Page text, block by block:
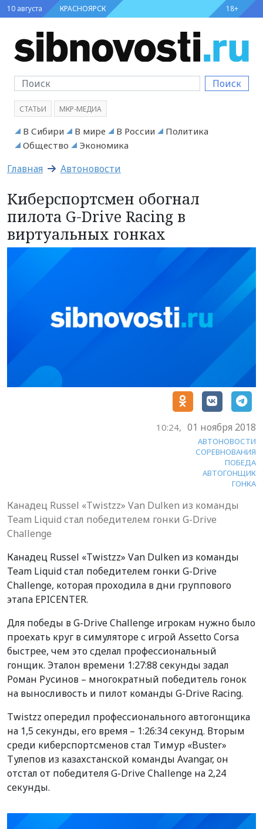
10 августа КРАСНОЯРСК 18+
Поиск
СТАТЬИ МКР-МЕДИА
В Сибири В мире В России
Политика
Общество
Экономика
Главная Автоновости
Киберспортсмен обогнал
пилота G-Drive Racing в
виртуальных гонках
10:24, 01 ноября 2018
АВТОНОВОСТИ
СОРЕВНОВАНИЯ
ПОБЕДА
АВТОГОНЩИК
ГОНКА
Канадец Russel «Twistzz» Van Dulken из команды
Team Liquid стал победителем гонки G-Drive
Challenge
Канадец Russel «Twistzz» Van Dulken из команды
Team Liquid стал победителем гонки G-Drive
Challenge, которая проходила в дни группового
этапа EPICENTER.
Для победы в G-Drive Challenge игрокам нужно было
проехать круг в симуляторе с игрой Assetto Corsa
быстрее, чем это сделал профессиональный
гонщик. Эталон времени 1:27:88 секунды задал
Роман Русинов – многократный победитель гонок
на выносливость и пилот команды G-Drive Racing.
Twistzz опередил профессионального автогонщика
на 1,5 секунды, его время – 1:26:34 секунд. Вторым
среди киберспортсменов стал Тимур «Buster»
Тулепов из казахстанской команды Avangar, он
отстал от победителя G-Drive Challenge на 2,24
секунды.